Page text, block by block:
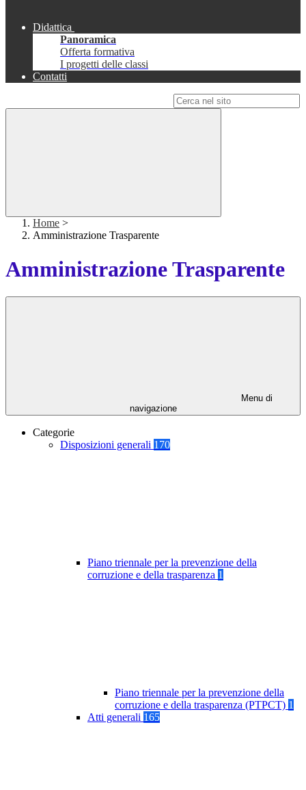
Didattica
Panoramica
Offerta formativa
I progetti delle classi
Contatti
Home >
Amministrazione Trasparente
Amministrazione Trasparente
Menu di
navigazione
Categorie
Disposizioni generali 170
Piano triennale per la prevenzione della
corruzione e della trasparenza 1
Piano triennale per la prevenzione della
corruzione e della trasparenza (PTPCT) 1
Atti generali 165